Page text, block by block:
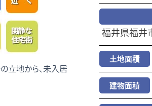
立地から、未入居
福井県福井
土地面積
建物面積